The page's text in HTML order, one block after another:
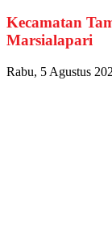
Kecamatan
Marsialapari
Rabu, 5 Agustus